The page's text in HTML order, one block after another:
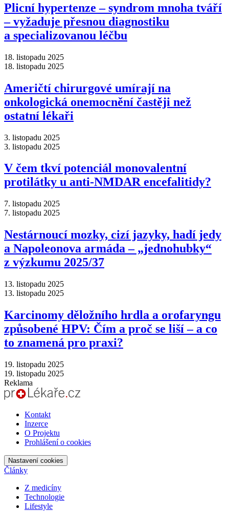
Plicní hypertenze –⁠ syndrom mnoha tváří
–⁠ vyžaduje přesnou diagnostiku
a specializovanou léčbu
18. listopadu 2025
18. listopadu 2025
Američtí chirurgové umírají na
onkologická onemocnění častěji než
ostatní lékaři
3. listopadu 2025
3. listopadu 2025
V čem tkví potenciál monovalentní
protilátky u anti-NMDAR encefalitidy?
7. listopadu 2025
7. listopadu 2025
Nestárnoucí mozky, cizí jazyky, hadí jedy
a Napoleonova armáda –⁠ „jednohubky“
z výzkumu 2025/37
13. listopadu 2025
13. listopadu 2025
Karcinomy děložního hrdla a orofaryngu
způsobené HPV: Čím a proč se liší –⁠ a co
to znamená pro praxi?
19. listopadu 2025
19. listopadu 2025
Reklama
Kontakt
Inzerce
O Projektu
Prohlášení o cookies
Nastavení cookies
Články
Z medicíny
Technologie
Lifestyle